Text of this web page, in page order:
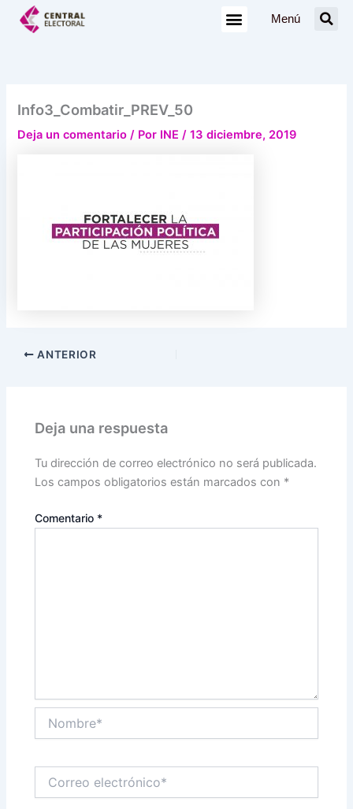
Menú
Info3_Combatir_PREV_50
Deja un comentario / Por INE/13 diciembre, 2019
ANTERIOR
Deja una respuesta
Tu dirección de correo electrónico no será publicada.
Los campos obligatorios están marcados con *
Comentario *
electrónico*